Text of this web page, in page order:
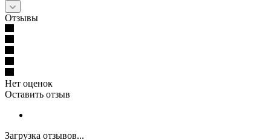
Отзывы
Нет оценок
Оставить отзыв
Загрузка отзывов...